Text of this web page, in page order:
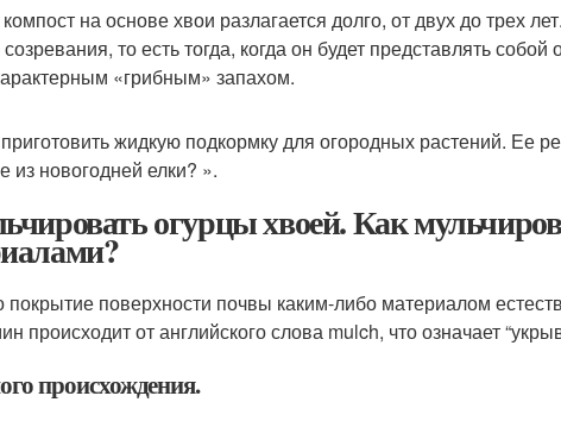
на основе хвои разлагается долго, от двух до трех
то есть тогда, когда он будет представлять
«грибным» запахом.
жидкую подкормку для огородных растений. Ее
из новогодней елки? ».
огурцы хвоей. Как
поверхности почвы каким-либо материалом
происходит от английского слова mulch, что означает
происхождения.